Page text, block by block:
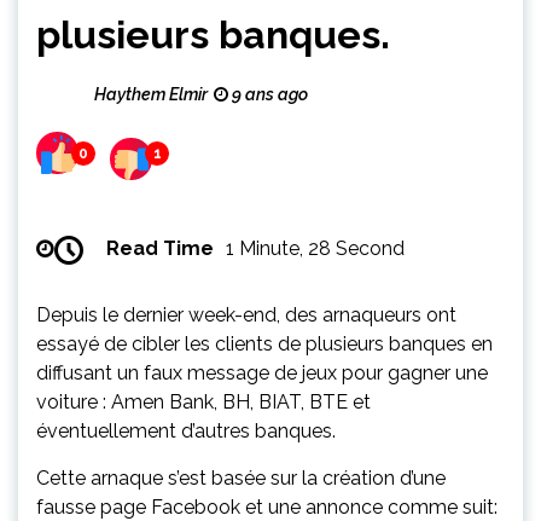
plusieurs banques.
Haythem Elmir 9 ans ago
0 1
Read Time 1 Minute, 28 Second
Depuis le dernier week-end, des arnaqueurs ont
essayé de cibler les clients de plusieurs banques en
diffusant un faux message de jeux pour gagner une
voiture : Amen Bank, BH, BIAT, BTE et
éventuellement d’autres banques.
Cette arnaque s’est basée sur la création d’une
fausse page Facebook et une annonce comme suit: